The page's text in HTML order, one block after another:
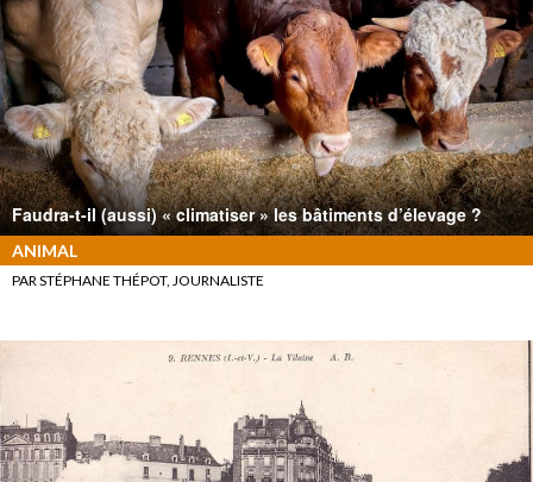
Faudra-t-il (aussi) « climatiser » les bâtiments d’élevage ?
ANIMAL
PAR STÉPHANE THÉPOT, JOURNALISTE